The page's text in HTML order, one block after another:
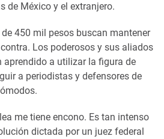
de México y el extranjero.
450 mil pesos buscan mantener
Los poderosos y sus aliados
aprendido a utilizar la figura de
a periodistas y defensores de
me tiene encono. Es tan intenso
dictada por un juez federal